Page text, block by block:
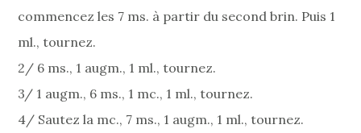
commencez les 7 ms. à partir du second brin. Puis 1
ml., tournez.
2/ 6 ms., 1 augm., 1 ml., tournez.
3/ 1 augm., 6 ms., 1 mc., 1 ml., tournez.
4/ Sautez la mc., 7 ms., 1 augm., 1 ml., tournez.